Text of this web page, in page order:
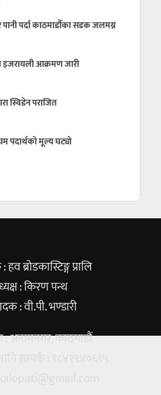
पर्दा काठमाडौँका सडक जलमग्न
इजरायली आक्रमण जारी
स्विडेन पराजित
पदार्थको मूल्य घट्यो
ब्रोडकास्टिङ्ग प्रालि
: किरण पन्थ
: वी.पी. भण्डारी
: अनामनगर, काठमाडौं